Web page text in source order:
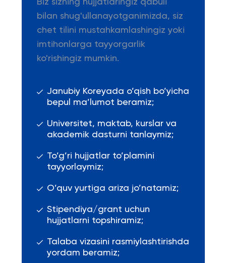
Biz sizning hujjatlaringiz qabuli
bilan shug'ullanayotganimizda, siz
chet tilini mustahkamlashingiz yoki
imtihonlarga tayyorgarlik
ko'rishingiz mumkin.
Janubiy Koreyada o’qish bo’yicha
bepul ma’lumot beramiz;
Universitet, maktab, kurslar va
akademik dasturni tanlaymiz;
To’g’ri hujjatlar to’plamini
tayyorlaymiz;
O’quv yurtiga ariza jo’natamiz;
Stipendiya/grant uchun
hujjatlarni topshiramiz;
Talaba vizasini rasmiylashtirishda
yordam beramiz;